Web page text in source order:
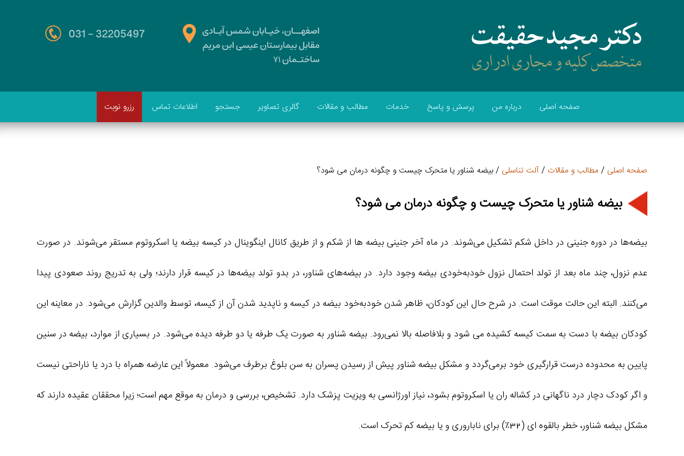
صفحه اصلی درباره من پرسش و پاسخ خدمات مطالب و مقالات گالری تصاویر جستجو اطلاعات تماس رزرو نوبت
صفحه اصلی / مطالب و مقالات / آلت تناسلی / بیضه شناور یا متحرک چیست و چگونه درمان می شود؟
بیضه شناور یا متحرک چیست و چگونه درمان می شود؟
بیضه‌ها در دوره جنینی در داخل شکم تشکیل می‌شوند. در ماه آخر جنینی بیضه‌ ها از شکم و از طریق کانال اینگوینال در کیسه بیضه یا اسکروتوم مستقر می‌شوند. در صورت
عدم نزول، چند ماه بعد از تولد احتمال نزول خودبه‌خودی بیضه وجود دارد. در بیضه‌های شناور، در بدو تولد بیضه‌ها در کیسه قرار دارند؛ ولی به تدریج روند صعودی پیدا
می‌کنند.‌ البته این حالت موقت است. در شرح حال این کودکان، ظاهر شدن خودبه‌خود بیضه در کیسه و ناپدید شدن آن از کیسه، توسط والدین گزارش می‌شود. در معاینه این
کودکان بیضه با دست به سمت کیسه کشیده می شود و بلافاصله بالا نمی‌رود. بیضه شناور به صورت یک طرفه یا دو طرفه دیده می‌شود. در بسیاری از موارد، بیضه در سنین
پایین به محدوده درست قرارگیری خود برمی‌گردد و مشکل بیضه شناور پیش از رسیدن پسران به سن بلوغ برطرف می‌شود. معمولاً این عارضه همراه با درد یا ناراحتی نیست
و اگر کودک دچار درد ناگهانی در کشاله ران یا اسکروتوم بشود، نیاز اورژانسی به ویزیت پزشک دارد. تشخیص، بررسی و درمان به موقع مهم است؛ زیرا محققان عقیده دارند که
مشکل بیضه شناور، خطر بالقوه ای (32٪) برای ناباروری و یا بیضه کم تحرک است.